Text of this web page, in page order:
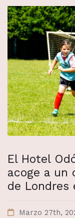
El Hotel
acoge a
de Londres
Marzo 27th,